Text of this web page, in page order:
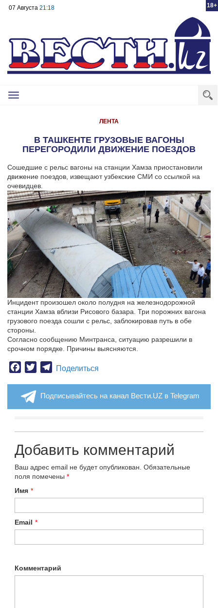
18+
07 Августа 21:18
Toggle
ЛЕНТА
В ТАШКЕНТЕ ГРУЗОВЫЕ ВАГОНЫ
ПЕРЕГОРОДИЛИ ДВИЖЕНИЕ ПОЕЗДОВ
Сошедшие с рельс вагоны на станции Хамза приостановили
движение поездов, извещают узбекские СМИ со ссылкой на
очевидцев.
Инцидент произошел около полудня на железнодорожной
станции Хамза вблизи Рисового базара. Три порожних вагона
грузового поезда сошли с рельс, заблокировав путь в обе
стороны.
Согласно сообщению Минтранса, ситуацию разрешили в
срочном порядке. Причины выясняются.
Facebook
TwitterTelegram
Поделиться
Подписывайтесь на канал Вести.UZ в Telegram
Добавить комментарий
Ваш адрес email не будет опубликован. Обязательные
поля помечены *
Имя *
Email *
Комментарий